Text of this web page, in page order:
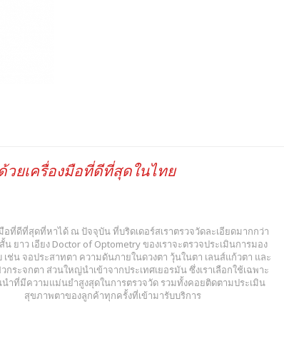
วยเครื่องมือที่ดีที่สุดในไทย
อที่ดีที่สุดที่หาได้ ณ ปัจจุบัน ที่บริดเดอร์สเราตรวจวัดละเอียดมากกว่า
น ยาว เอียง Doctor of Optometry ของเราจะตรวจประเมินการมอง
เช่น จอประสาทตา ความดันภายในดวงตา วุ้นในตา เลนส์แก้วตา และ
กระจกตา ส่วนใหญ่นำเข้าจากประเทศเยอรมัน ซึ่งเราเลือกใช้เฉพาะ
ำที่มีความแม่นยำสูงสุดในการตรวจวัด รวมทั้งคอยติดตามประเมิน
สุขภาพตาของลูกค้าทุกครั้งที่เข้ามารับบริการ